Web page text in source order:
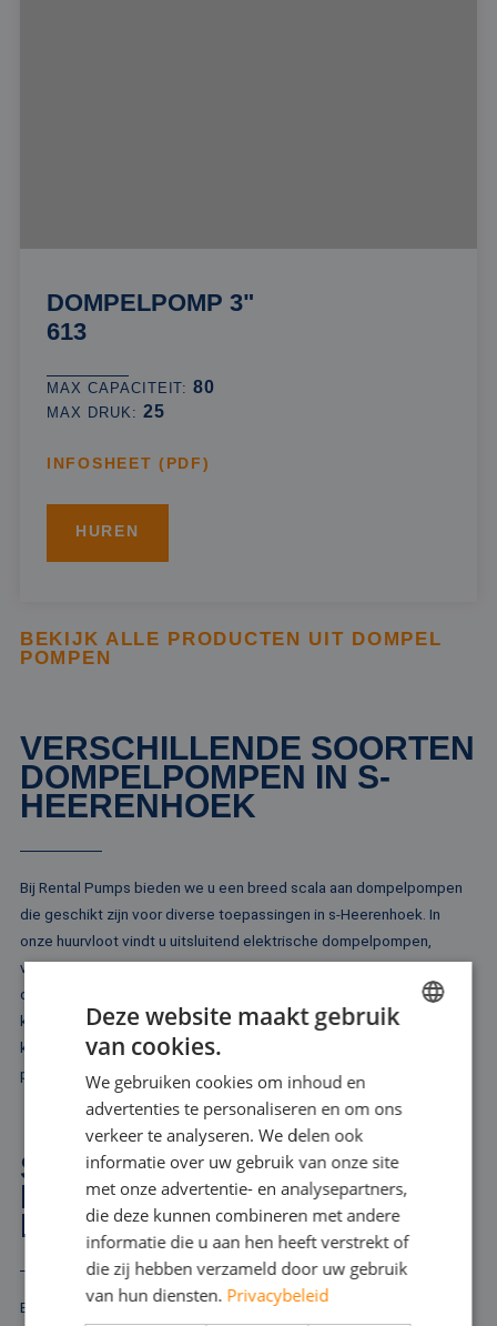
DOMPELPOMP 3"
613
MAX CAPACITEIT:80
MAX DRUK: 25
INFOSHEET (PDF)
HUREN
BEKIJK ALLE PRODUCTEN UIT DOMPEL
POMPEN
VERSCHILLENDE SOORTEN
DOMPELPOMPEN IN S-
HEERENHOEK
Bij Rental Pumps bieden we u een breed scala aan dompelpompen
die geschikt zijn voor diverse toepassingen in s-Heerenhoek. In
onze huurvloot vindt u uitsluitend elektrische dompelpompen,
variërend in grootte en capaciteit. Onze selectie omvat modellen
die vanaf 10 kubieke meter water per uur kunnen verplaatsen tot
krachtige uitvoeringen die tot wel 10.000 kubieke meter per uur aan
kunnen. Dit ruime aanbod zorgt ervoor dat we voor elke situatie een
passende oplossing kunnen bieden.
SCHOONWATER
DOMPELPOMPEN IN S-
HEERENHOEK
Een van de categorieën dompelpompen in ons assortiment is de
ENGLISH
Deze website maakt gebruik
van cookies.
We gebruiken cookies om inhoud en
advertenties te personaliseren en om ons
verkeer te analyseren. We delen ook
informatie over uw gebruik van onze site
met onze advertentie- en analysepartners,
die deze kunnen combineren met andere
informatie die u aan hen heeft verstrekt of
die zij hebben verzameld door uw gebruik
van hun diensten. Privacybeleid